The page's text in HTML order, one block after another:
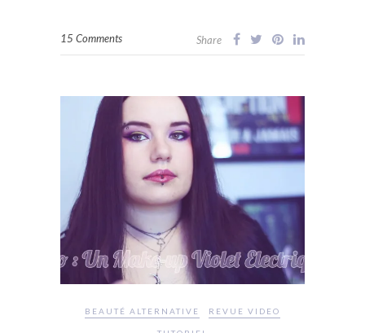
15 Comments Share
BEAUTÉ ALTERNATIVE REVUE VIDEO